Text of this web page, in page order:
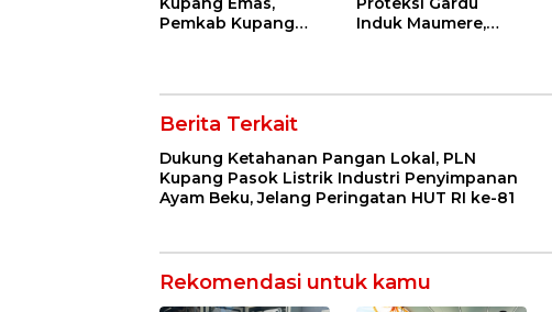
Pemkab Kupang
Induk Maumere,
Berita Terkait
Dukung Ketahanan Pangan Lokal, PLN
Kupang Pasok Listrik Industri Penyimpanan
Ayam Beku, Jelang Peringatan HUT RI ke-81
Rekomendasi untuk kamu